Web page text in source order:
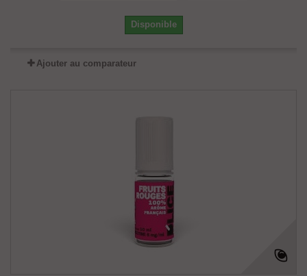
Disponible
Ajouter au comparateur